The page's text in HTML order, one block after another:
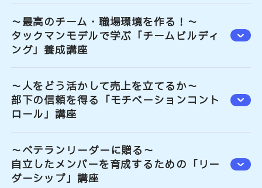
～最高のチーム・職場環境を作る！～
タックマンモデルで学ぶ「チームビルディ
ング」養成講座
～人をどう活かして売上を立てるか～
部下の信頼を得る「モチベーションコント
ロール」講座
～ベテランリーダーに贈る～
自立したメンバーを育成するための「リー
ダーシップ」講座